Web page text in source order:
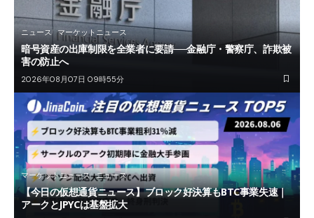
ニュース マーケットニュース
暗号資産の出庫制限を全業者に要請──金融庁・警察庁、詐欺被
害の防止へ
2026年08月07日 09時55分
マーケットニュース ニュース
【今日の仮想通貨ニュース】ブロック好決算もBTC事業失速｜
アークとJPYCは基盤拡大